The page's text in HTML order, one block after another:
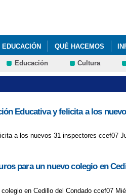
EDUCACIÓN QUÉ HACEMOS
SEMANA
Educación Cultura
Educativa y felicita a los
a los nuevos 31 inspectores ccef07
para un nuevo colegio en
en Cedillo del Condado ccef07